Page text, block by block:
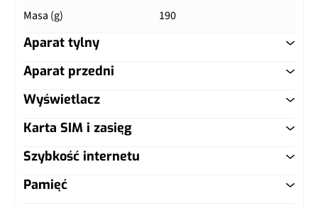
Masa (g) 190
Aparat tylny
Główny aparat
Autofocus
Matryca
Aparat przedni
Główny aparat
Lampa błyskowa
Wyświetlacz
Typ ekranu
Karta SIM i zasięg
Typ karty SIM
Szybkość internetu
LTE
Pamięć